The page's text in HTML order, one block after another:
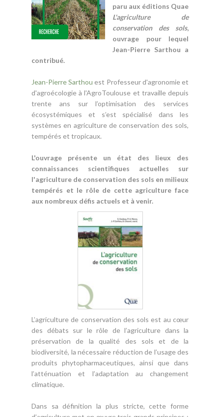
paru aux éditions Quae
L'agriculture de
conservation des sols,
ouvrage pour lequel
Jean-Pierre Sarthou a
contribué.
Jean-Pierre Sarthou est Professeur d'agronomie et
d'agroécologie à l'AgroToulouse et travaille depuis
trente ans sur l’optimisation des services
écosystémiques et s’est spécialisé dans les
systèmes en agriculture de conservation des sols,
tempérés et tropicaux.
L'ouvrage présente un état des lieux des
connaissances scientifiques actuelles sur
l'agriculture de conservation des sols en milieux
tempérés et le rôle de cette agriculture face
aux nombreux défis actuels et à venir.
L’agriculture de conservation des sols est au cœur
des débats sur le rôle de l’agriculture dans la
préservation de la qualité des sols et de la
biodiversité, la nécessaire réduction de l’usage des
produits phytopharmaceutiques, ainsi que dans
l’atténuation et l’adaptation au changement
climatique.
Dans sa définition la plus stricte, cette forme